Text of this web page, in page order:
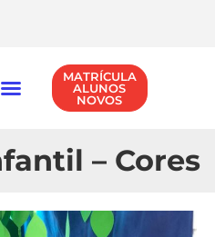
MATRÍCULA
ALUNOS
NOVOS
– Cores